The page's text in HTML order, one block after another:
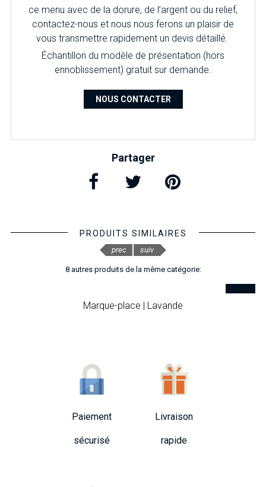
ce menu avec de la dorure, de l’argent ou du relief,
contactez-nous et nous nous ferons un plaisir de
vous transmettre rapidement un devis détaillé.
Échantillon du modèle de présentation (hors
ennoblissement) gratuit sur demande.
NOUS CONTACTER
Partager
PRODUITS SIMILAIRES
8 autres produits de la même catégorie:
Marque-place | Lavande
prec suiv
Paiement
sécurisé
Livraison
rapide